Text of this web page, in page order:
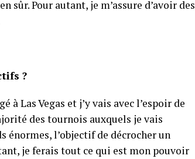
sûr. Pour autant, je m’assure d’avoir des
?
à Las Vegas et j’y vais avec l’espoir de
des tournois auxquels je vais
énormes, l’objectif de décrocher un
je ferais tout ce qui est mon pouvoir